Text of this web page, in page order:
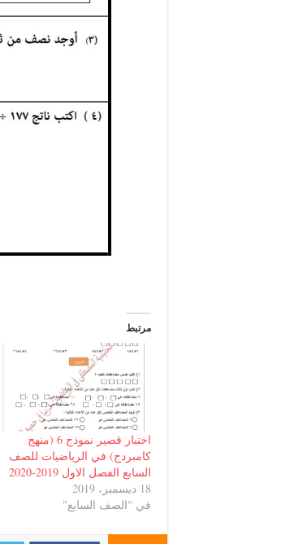
مرتبط
اختبار قصير نموذج 6 (منهج
كامبردج) في الرياضيات للصف
السابع الفصل الاول 2019-2020
18 ديسمبر، 2019
في "الصف السابع"